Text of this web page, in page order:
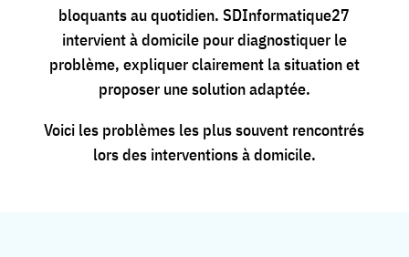
bloquants au quotidien. SDInformatique27
intervient à domicile pour diagnostiquer le
problème, expliquer clairement la situation et
proposer une solution adaptée.
Voici les problèmes les plus souvent rencontrés
lors des interventions à domicile.